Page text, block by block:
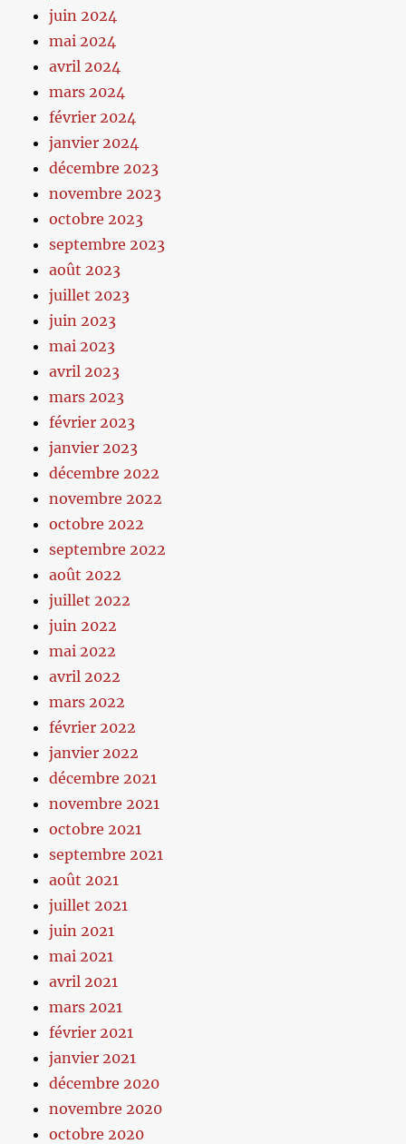
juin 2024
mai 2024
avril 2024
mars 2024
février 2024
janvier 2024
décembre 2023
novembre 2023
octobre 2023
septembre 2023
août 2023
juillet 2023
juin 2023
mai 2023
avril 2023
mars 2023
février 2023
janvier 2023
décembre 2022
novembre 2022
octobre 2022
septembre 2022
août 2022
juillet 2022
juin 2022
mai 2022
avril 2022
mars 2022
février 2022
janvier 2022
décembre 2021
novembre 2021
octobre 2021
septembre 2021
août 2021
juillet 2021
juin 2021
mai 2021
avril 2021
mars 2021
février 2021
janvier 2021
décembre 2020
novembre 2020
octobre 2020